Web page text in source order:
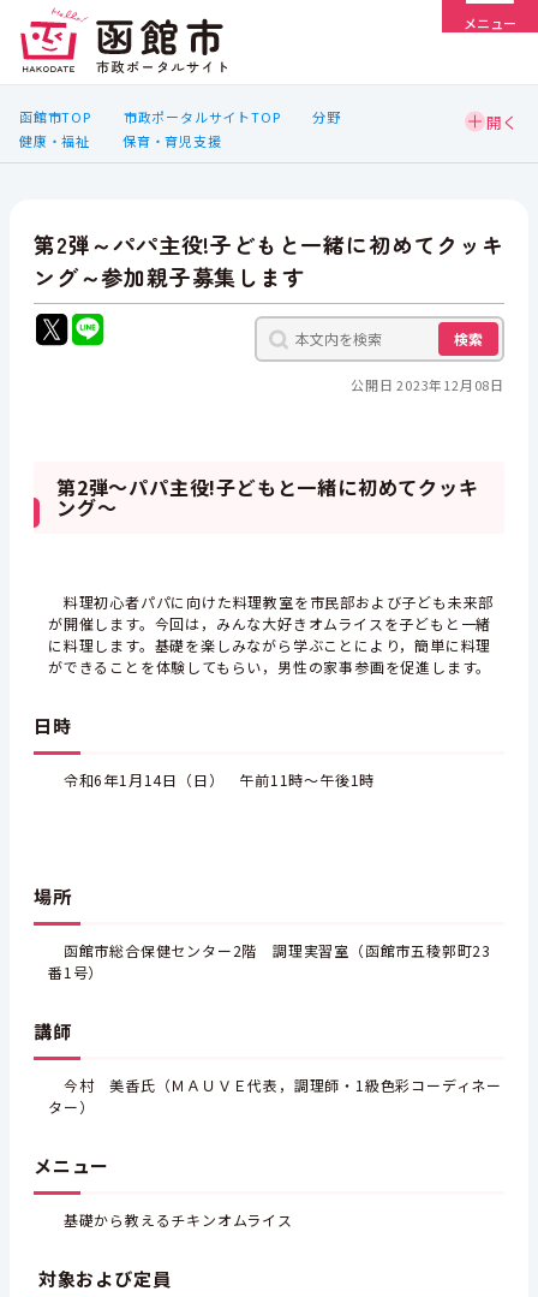
メニュー
函館市TOP 市政ポータルサイトTOP
分野
健康・福祉
保育・育児支援
第2弾～パパ主役!子どもと一緒に初めてクッキ
ング～参加親子募集します
検索
公開日 2023年12月08日
第2弾～パパ主役!子どもと一緒に初めてクッキ
ング～
料理初心者パパに向けた料理教室を市民部および子ども未来部
が開催します。今回は，みんな大好きオムライスを子どもと一緒
に料理します。基礎を楽しみながら学ぶことにより，簡単に料理
ができることを体験してもらい，男性の家事参画を促進します。
日時
令和6年1月14日（日） 午前11時～午後1時
場所
函館市総合保健センター2階 調理実習室（函館市五稜郭町23
番1号）
講師
今村 美香氏（ＭＡＵＶＥ代表，調理師・1級色彩コーディネー
ター）
メニュー
基礎から教えるチキンオムライス
対象および定員